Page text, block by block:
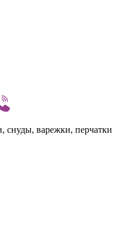
варежки, перчатки